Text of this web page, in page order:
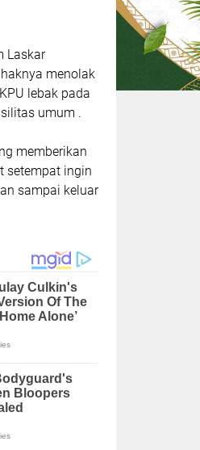
Laskar
menolak
lebak pada
umum .
memberikan
setempat ingin
sampai keluar